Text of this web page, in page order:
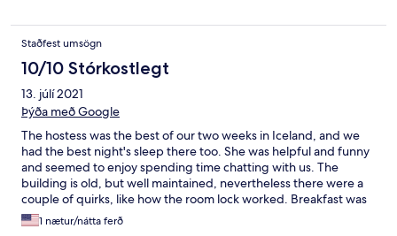
Staðfest umsögn
10/10 Stórkostlegt
13. júlí 2021
Þýða með Google
The hostess was the best of our two weeks in Iceland, and we
had the best night's sleep there too. She was helpful and funny
and seemed to enjoy spending time chatting with us. The
building is old, but well maintained, nevertheless there were a
couple of quirks, like how the room lock worked. Breakfast was
good.1 nætur/nátta ferð